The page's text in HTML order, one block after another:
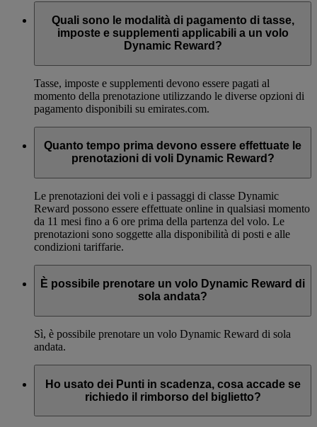
Quali sono le modalità di pagamento di tasse,
imposte e supplementi applicabili a un volo
Dynamic Reward?
Tasse, imposte e supplementi devono essere pagati al
momento della prenotazione utilizzando le diverse opzioni di
pagamento disponibili su emirates.com.
Quanto tempo prima devono essere effettuate le
prenotazioni di voli Dynamic Reward?
Le prenotazioni dei voli e i passaggi di classe Dynamic
Reward possono essere effettuate online in qualsiasi momento
da 11 mesi fino a 6 ore prima della partenza del volo. Le
prenotazioni sono soggette alla disponibilità di posti e alle
condizioni tariffarie.
È possibile prenotare un volo Dynamic Reward di
sola andata?
Sì, è possibile prenotare un volo Dynamic Reward di sola
andata.
Ho usato dei Punti in scadenza, cosa accade se
richiedo il rimborso del biglietto?